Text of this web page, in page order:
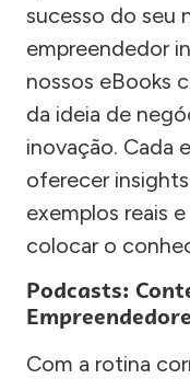
sucesso do seu
empreendedor
nossos eBooks
da ideia de
inovação. Cada
oferecer
exemplos reais
colocar o
Podcasts:
Com a rotina